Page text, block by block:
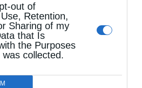
out of
Retention,
Sharing of my
that Is
the Purposes
collected.
Σταυρός προσφέρει
στους...